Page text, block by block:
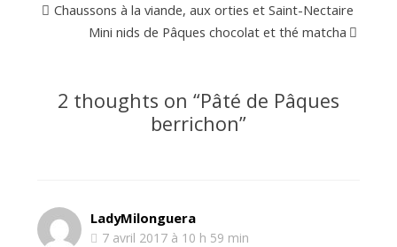
Chaussons à la viande, aux orties et Saint-Nectaire
Mini nids de Pâques chocolat et thé matcha
2 thoughts on “Pâté de Pâques
berrichon”
LadyMilonguera
7 avril 2017 à 10 h 59 min